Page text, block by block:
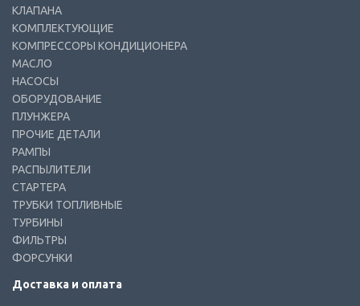
КЛАПАНА
КОМПЛЕКТУЮЩИЕ
КОМПРЕССОРЫ КОНДИЦИОНЕРА
МАСЛО
НАСОСЫ
ОБОРУДОВАНИЕ
ПЛУНЖЕРА
ПРОЧИЕ ДЕТАЛИ
РАМПЫ
РАСПЫЛИТЕЛИ
СТАРТЕРА
ТРУБКИ ТОПЛИВНЫЕ
ТУРБИНЫ
ФИЛЬТРЫ
ФОРСУНКИ
Доставка и оплата